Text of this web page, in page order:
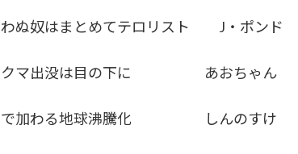
わぬ奴はまとめてテロリスト J・ポンド
クマ出没は目の下に あおちゃん
で加わる地球沸騰化 しんのすけ